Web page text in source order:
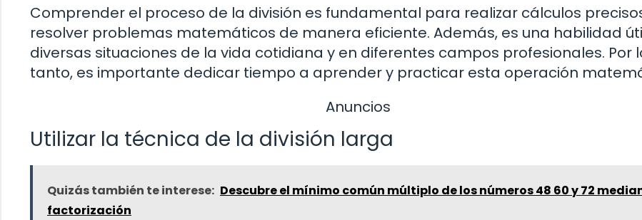
Comprender el proceso de la división es fundamental para realizar cálculos
resolver problemas matemáticos de manera eficiente. Además, es una habilidad
diversas situaciones de la vida cotidiana y en diferentes campos profesionales. Por
tanto, es importante dedicar tiempo a aprender y practicar esta operación
Anuncios
Utilizar la técnica de la división larga
Quizás también te interese: Descubre el mínimo común múltiplo de los números 48 60 y 72
factorización